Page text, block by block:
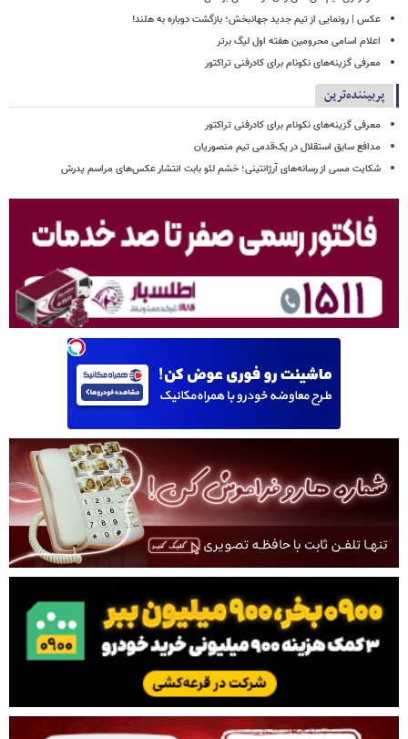
عکس | رونمایی از تیم جدید جهانبخش؛ بازگشت دوباره به هلند!
اعلام اسامی محرومین هفته اول لیگ برتر
معرفی گزینه‌های نکونام برای کادرفنی تراکتور
پربیننده‌ترین
معرفی گزینه‌های نکونام برای کادرفنی تراکتور
مدافع سابق استقلال در یک‌قدمی تیم منصوریان
شکایت مسی از رسانه‌های آرژانتینی؛ خشم لئو بابت انتشار عکس‌های مراسم پدرش